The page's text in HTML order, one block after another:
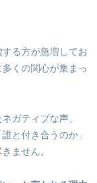
る方が急増してお
くの関心が集まっ
ガティブな声、
と付き合うのか」
ません。